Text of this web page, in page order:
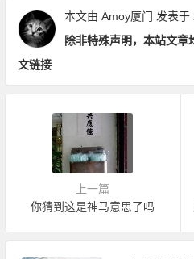
本文由 Amoy厦门 发表于
除非特殊声明，本站文章
文链接
上一篇
你猜到这是神马意思了吗